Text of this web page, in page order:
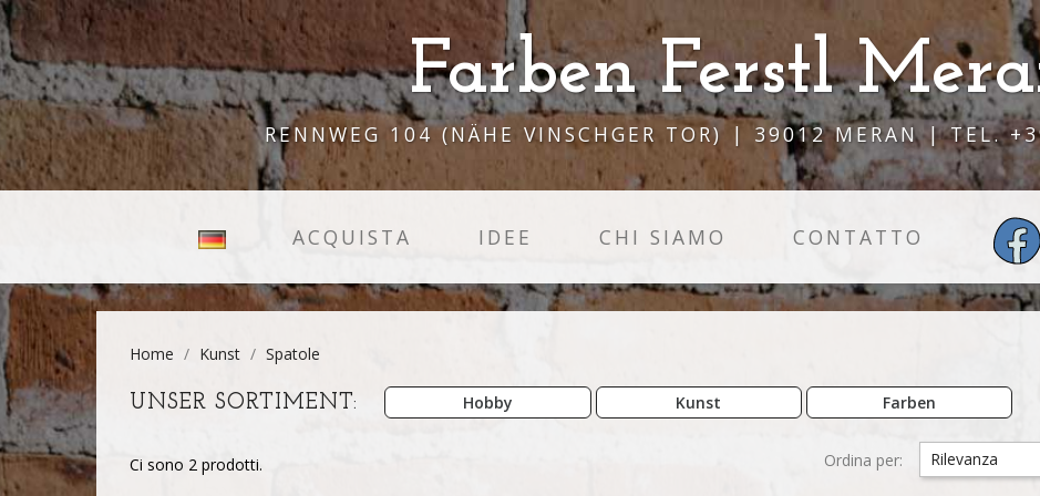
Farben Ferstl
RENNWEG 104 (NÄHE VINSCHGER TOR) | 39012 MERAN | TEL.
ACQUISTA IDEE CHI SIAMO CONTATTO
Home Kunst Spatole
UNSER SORTIMENT: Hobby Kunst Farben
Ci sono 2 prodotti. Ordina per: Rilevanza